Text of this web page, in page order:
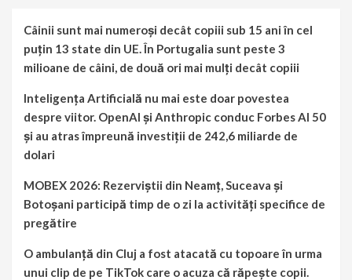
Câinii sunt mai numeroși decât copiii sub 15 ani în cel
puțin 13 state din UE. În Portugalia sunt peste 3
milioane de câini, de două ori mai mulți decât copiii
Inteligența Artificială nu mai este doar povestea
despre viitor. OpenAI și Anthropic conduc Forbes AI 50
și au atras împreună investiții de 242,6 miliarde de
dolari
MOBEX 2026: Rezerviștii din Neamț, Suceava și
Botoșani participă timp de o zi la activități specifice de
pregătire
O ambulanță din Cluj a fost atacată cu topoare în urma
unui clip de pe TikTok care o acuza că răpește copii.